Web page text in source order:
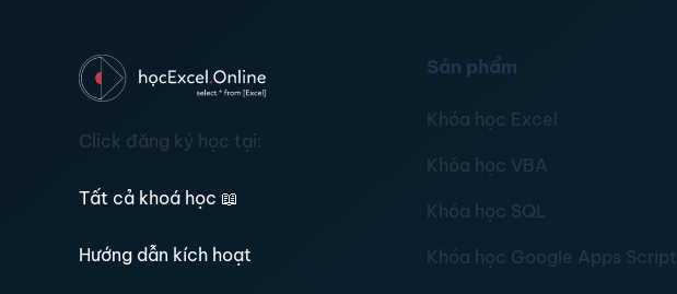
Click đăng ký học tại:
Tất cả khoá học 📖
Hướng dẫn kích hoạt
Sản phẩm
Khóa học Excel
Khóa học VBA
Khóa học SQL
Khóa học Google Apps Script